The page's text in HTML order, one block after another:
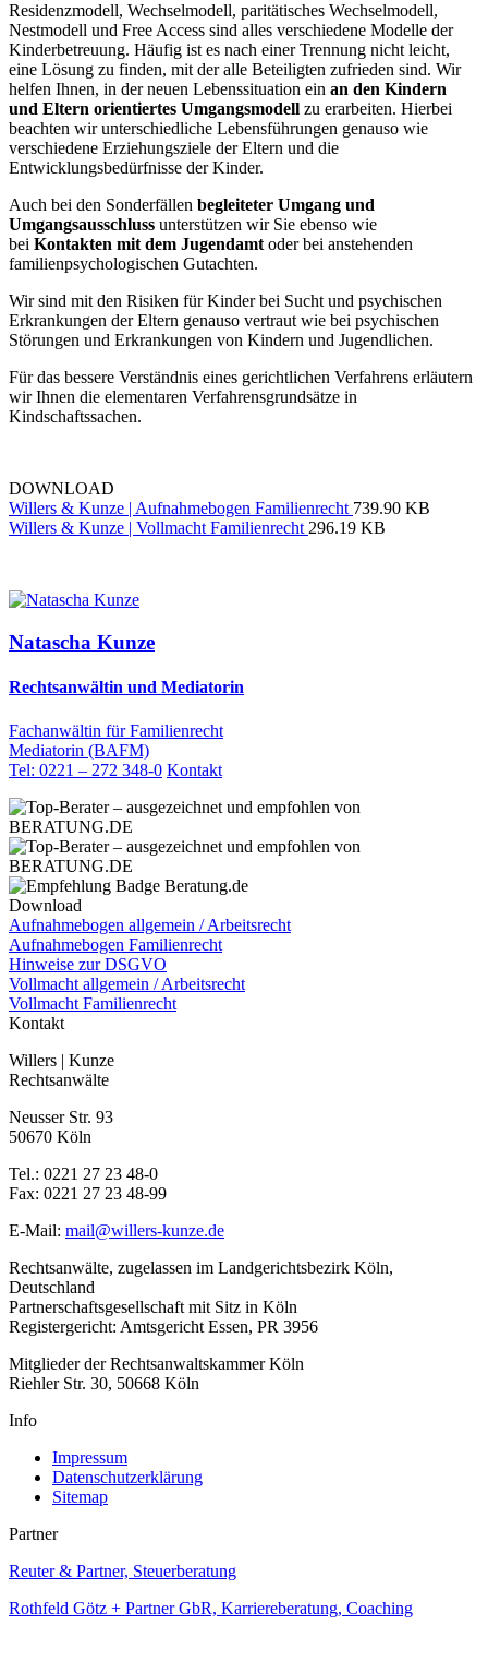
Residenzmodell, Wechselmodell, paritätisches Wechselmodell,
Nestmodell und Free Access sind alles verschiedene Modelle der
Kinderbetreuung. Häufig ist es nach einer Trennung nicht leicht,
eine Lösung zu finden, mit der alle Beteiligten zufrieden sind. Wir
helfen Ihnen, in der neuen Lebenssituation ein an den Kindern
und Eltern orientiertes Umgangsmodell zu erarbeiten. Hierbei
beachten wir unterschiedliche Lebensführungen genauso wie
verschiedene Erziehungsziele der Eltern und die
Entwicklungsbedürfnisse der Kinder.
Auch bei den Sonderfällen begleiteter Umgang und
Umgangsausschluss unterstützen wir Sie ebenso wie
bei Kontakten mit dem Jugendamtoder bei anstehenden
familienpsychologischen Gutachten.
Wir sind mit den Risiken für Kinder bei Sucht und psychischen
Erkrankungen der Eltern genauso vertraut wie bei psychischen
Störungen und Erkrankungen von Kindern und Jugendlichen.
Für das bessere Verständnis eines gerichtlichen Verfahrens erläutern
wir Ihnen die elementaren Verfahrensgrundsätze in
Kindschaftssachen.
DOWNLOAD
Willers & Kunze | Aufnahmebogen Familienrecht 739.90 KB
Willers & Kunze | Vollmacht Familienrecht296.19 KB
Natascha Kunze
Rechtsanwältin und Mediatorin
Fachanwältin für Familienrecht
Mediatorin (BAFM)
Tel: 0221 – 272 348-0 Kontakt
Download
Aufnahmebogen allgemein / Arbeitsrecht
Aufnahmebogen Familienrecht
Hinweise zur DSGVO
Vollmacht allgemein / Arbeitsrecht
Vollmacht Familienrecht
Kontakt
Willers | Kunze
Rechtsanwälte
Neusser Str. 93
50670 Köln
Tel.: 0221 27 23 48-0
Fax: 0221 27 23 48-99
E-Mail: mail@willers-kunze.de
Rechtsanwälte, zugelassen im Landgerichtsbezirk Köln,
Deutschland
Partnerschaftsgesellschaft mit Sitz in Köln
Registergericht: Amtsgericht Essen, PR 3956
Mitglieder der Rechtsanwaltskammer Köln
Riehler Str. 30, 50668 Köln
Info
Impressum
Datenschutzerklärung
Sitemap
Partner
Reuter & Partner, Steuerberatung
Rothfeld Götz + Partner GbR, Karriereberatung, Coaching